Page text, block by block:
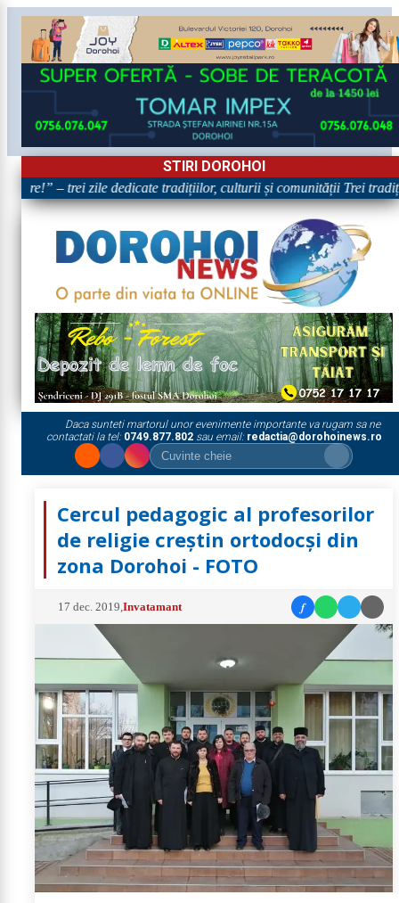
STIRI DOROHOI
– trei zile dedicate tradițiilor, culturii și comunității Trei
Daca sunteti martorul unor evenimente importante va rugam sa ne
contactati la tel: 0749.877.802sau email: redactia@dorohoinews.ro
Cercul pedagogic al profesorilor
de religie creștin ortodocși din
zona Dorohoi - FOTO
17 dec. 2019 ,Invatamant f